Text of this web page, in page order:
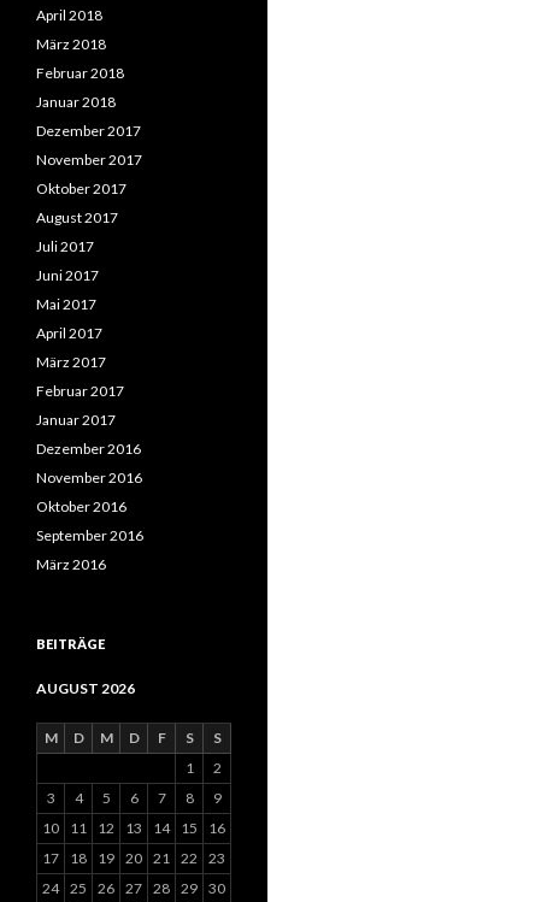
April 2018
März 2018
Februar 2018
Januar 2018
Dezember 2017
November 2017
Oktober 2017
August 2017
Juli 2017
Juni 2017
Mai 2017
April 2017
März 2017
Februar 2017
Januar 2017
Dezember 2016
November 2016
Oktober 2016
September 2016
März 2016
BEITRÄGE
AUGUST 2026
M D M D F S
S
1
2
3
4 5 6 7 8
9
10
11 12 13 14 15
16
17
18 19 20 21 22
23
24 25 26 27 28 29 30